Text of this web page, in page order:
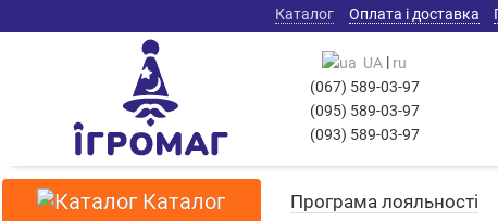
Каталог Оплата і доставка
UA | ru
(067) 589-03-97
(095) 589-03-97
(093) 589-03-97
Каталог Програма лояльності